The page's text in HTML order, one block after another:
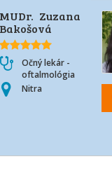
MUDr. Zuzana
Bakošová
Očný lekár -
oftalmológia
Nitra